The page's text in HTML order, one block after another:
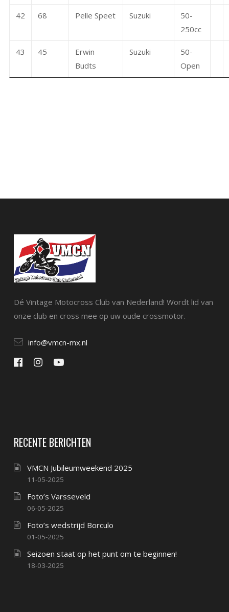
42 68 Pelle Speet Suzuki
50-
250cc
43 45
Erwin
Budts
Suzuki
50-
Open
Dé Vintage Motocross Club van Nederland! Wordt lid van
onze club en cross mee op uw oude crossmotor.
info@vmcn-mx.nl
RECENTE BERICHTEN
VMCN Jubileumweekend 2025
11-05-2025
Foto’s Varsseveld
06-05-2025
Foto’s wedstrijd Borculo
01-05-2025
Seizoen staat op het punt om te beginnen!
18-03-2025